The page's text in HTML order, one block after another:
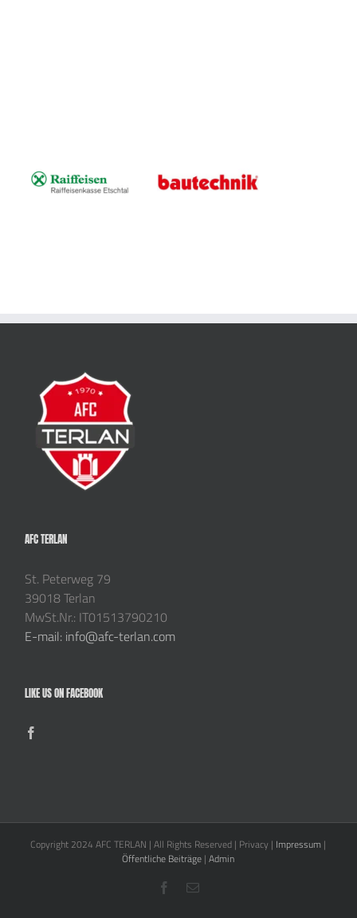
AFC TERLAN
St. Peterweg 79
39018 Terlan
MwSt.Nr.: IT01513790210
E-mail: info@afc-terlan.com
LIKE US ON FACEBOOK
Copyright 2024 AFC TERLAN | All Rights Reserved | Privacy | Impressum |
Öffentliche Beiträge |Admin
Facebook
E-